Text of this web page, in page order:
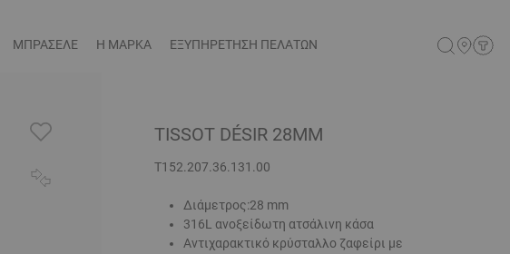
ΜΠΡΑΣΕΛΕ Η ΜΑΡΚΑ ΕΞΥΠΗΡΕΤΗΣΗ ΠΕΛΑΤΩΝ
TISSOT DÉSIR 28MM
T152.207.36.131.00
Διάμετρος:28 mm
316L ανοξείδωτη ατσάλινη κάσα
Αντιχαρακτικό κρύσταλλο ζαφείρι με